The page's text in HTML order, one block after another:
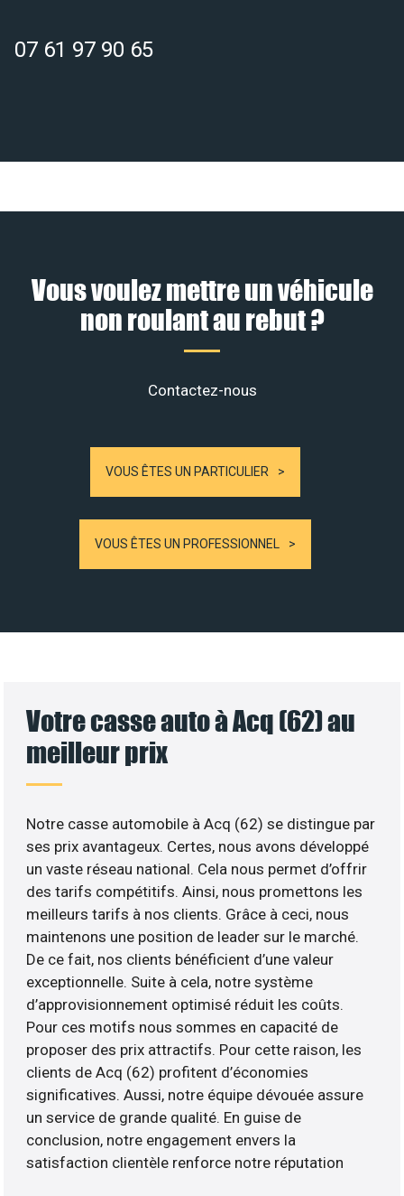
07 61 97 90 65
Vous voulez mettre un véhicule
non roulant au rebut ?
Contactez-nous
VOUS ÊTES UN PARTICULIER
VOUS ÊTES UN PROFESSIONNEL
Votre casse auto à Acq (62) au
meilleur prix
Notre casse automobile à Acq (62) se distingue par
ses prix avantageux. Certes, nous avons développé
un vaste réseau national. Cela nous permet d’offrir
des tarifs compétitifs. Ainsi, nous promettons les
meilleurs tarifs à nos clients. Grâce à ceci, nous
maintenons une position de leader sur le marché.
De ce fait, nos clients bénéficient d’une valeur
exceptionnelle. Suite à cela, notre système
d’approvisionnement optimisé réduit les coûts.
Pour ces motifs nous sommes en capacité de
proposer des prix attractifs. Pour cette raison, les
clients de Acq (62) profitent d’économies
significatives. Aussi, notre équipe dévouée assure
un service de grande qualité. En guise de
conclusion, notre engagement envers la
satisfaction clientèle renforce notre réputation